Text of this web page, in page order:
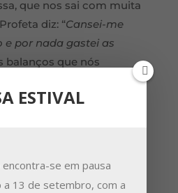
que nos sai com muita
diz: “Cansei-me
e por nada gastei as
balanços que nós
valeu, o que é que eu fiz,
para a vida ou com
ESTIVAL
encontra-se em pausa
a 13 de setembro, com a